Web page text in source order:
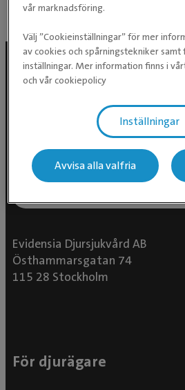
Evidensia Djursjukvård AB
Östhammarsgatan 74
115 28 Stockholm
För djurägare
vår marknadsföring.
Välj ”Cookieinställningar” för mer
av cookies och spårningstekniker
inställningar. Mer information finns i
och vår cookiepolicy
Inställningar
Avvisa alla valfria